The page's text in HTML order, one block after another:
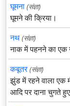
घूमना (संज्ञा)
घूमने की क्रिया।
नथ (संज्ञा)
नाक में पहनने का एक
कबूतर (संज्ञा)
झुंड में रहने वाला एक
आदि पर दाना चुगते